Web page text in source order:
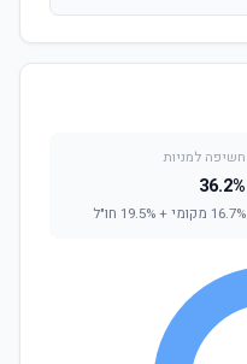
חשיפה למניות
36.2%
16.7% מקומי + 19.5% חו"ל